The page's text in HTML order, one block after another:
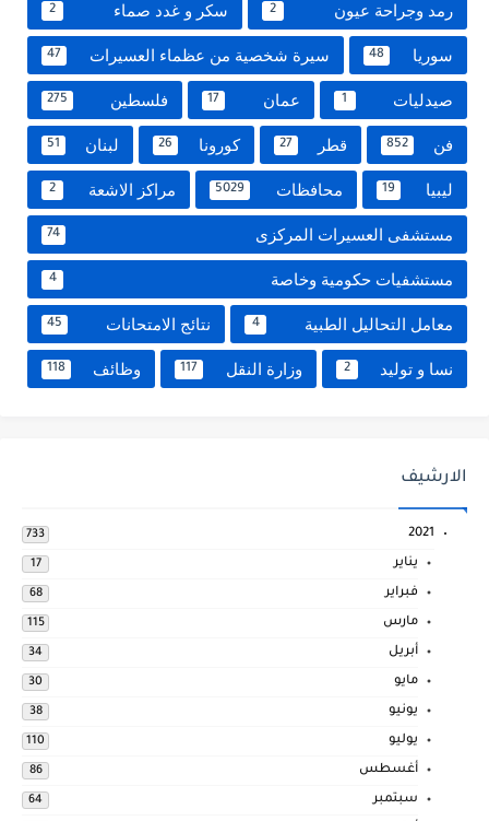
رمد وجراحة عيون 2 سكر و غدد صماء 2
سوريا 48 سيرة شخصية من عظماء العسيرات 47
صيدليات 1 عمان 17 فلسطين 275
فن 852 قطر 27 كورونا 26 لبنان 51
ليبيا 19 محافظات 5029 مراكز الاشعة 2
مستشفى العسيرات المركزى 74
مستشفيات حكومية وخاصة 4
معامل التحاليل الطبية 4 نتائج الامتحانات 45
نسا و توليد 2 وزارة النقل 117 وظائف 118
الارشيف
2021
733
يناير 17
فبراير 68
مارس 115
أبريل 34
مايو 30
يونيو 38
يوليو 110
أغسطس 86
سبتمبر 64